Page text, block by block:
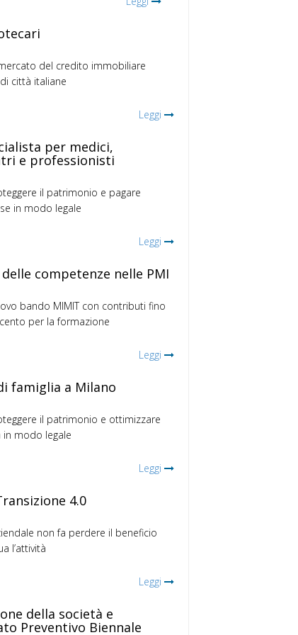
del credito immobiliare
città italiane
Leggi
per medici,
e professionisti
il patrimonio e pagare
in modo legale
Leggi
competenze nelle PMI
bando MIMIT con contributi fino
per la formazione
Leggi
famiglia a Milano
il patrimonio e ottimizzare
in modo legale
Leggi
4.0
non fa perdere il beneficio
l’attività
Leggi
della società e
Preventivo Biennale